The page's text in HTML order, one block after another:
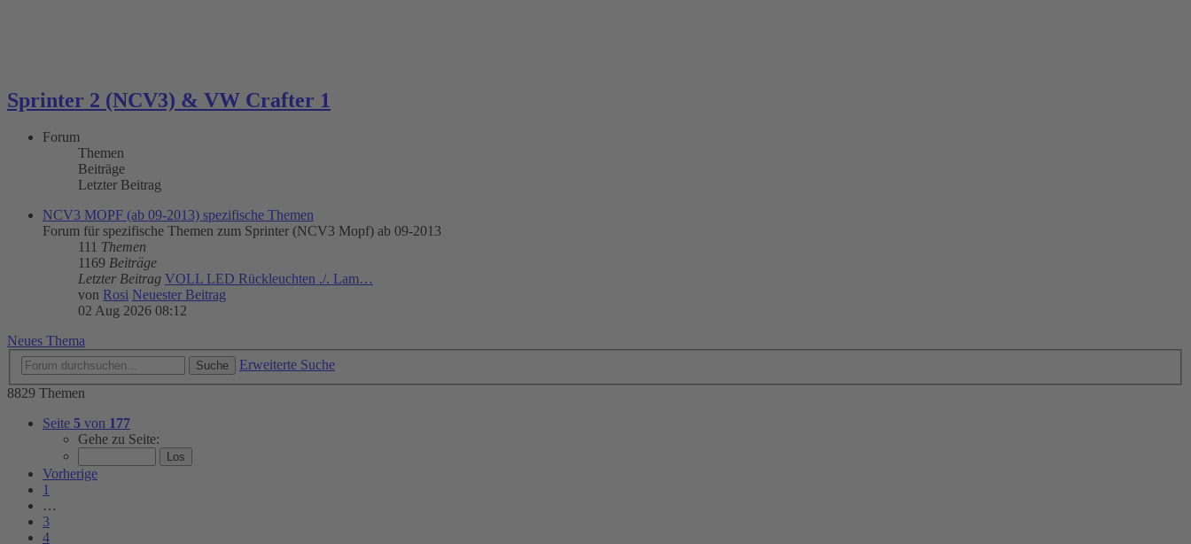
Sprinter 2 (NCV3) & VW Crafter 1
Forum
Themen
Beiträge
Letzter Beitrag
NCV3 MOPF (ab 09-2013) spezifische Themen
Forum für spezifische Themen zum Sprinter (NCV3 Mopf) ab 09-2013
111 Themen
1169 Beiträge
Letzter Beitrag VOLL LED Rückleuchten ./. Lam…
von Rosi Neuester Beitrag
02 Aug 2026 08:12
Neues Thema
Suche
Erweiterte Suche
8829 Themen
Seite 5 von 177
Gehe zu Seite:
Vorherige
1
…
3
4